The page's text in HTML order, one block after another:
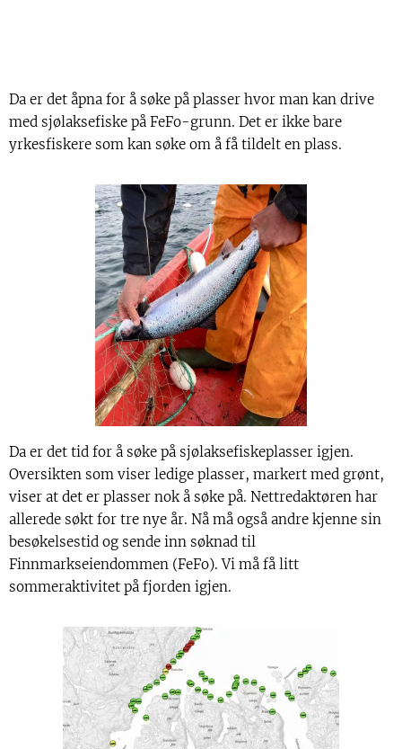
Da er det åpna for å søke på plasser hvor man kan drive
med sjølaksefiske på FeFo-grunn. Det er ikke bare
yrkesfiskere som kan søke om å få tildelt en plass.
Da er det tid for å søke på sjølaksefiskeplasser igjen.
Oversikten som viser ledige plasser, markert med grønt,
viser at det er plasser nok å søke på. Nettredaktøren har
allerede søkt for tre nye år. Nå må også andre kjenne sin
besøkelsestid og sende inn søknad til
Finnmarkseiendommen (FeFo). Vi må få litt
sommeraktivitet på fjorden igjen.